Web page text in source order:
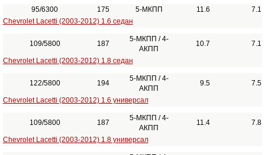
95/6300 175 5-МКПП 11.6
7.1
Chevrolet Lacetti (2003-2012) 1.6 седан
109/5800 187
5-МКПП / 4-
АКПП
10.7 7.1
Chevrolet Lacetti (2003-2012) 1.8 седан
122/5800 194
5-МКПП / 4-
АКПП
9.5 7.5
Chevrolet Lacetti (2003-2012) 1.6 универсал
109/5800 187
5-МКПП / 4-
АКПП
11.4 7.8
Chevrolet Lacetti (2003-2012) 1.8 универсал